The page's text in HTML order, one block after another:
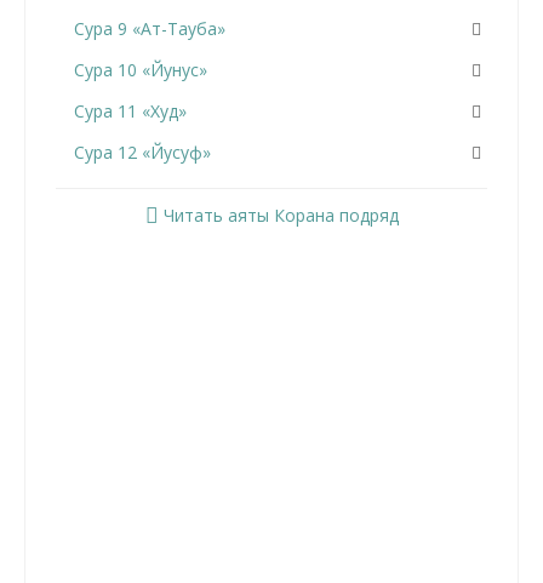
Сура 9 «Ат-Тауба»
Сура 10 «Йунус»
Сура 11 «Худ»
Сура 12 «Йусуф»
Читать аяты Корана подряд